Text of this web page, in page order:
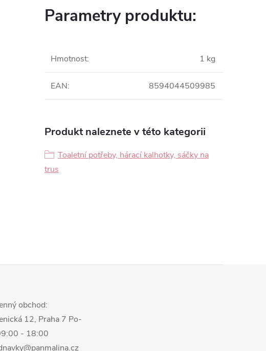
Parametry produktu:
Hmotnost: 1 kg
EAN: 8594044509985
Produkt naleznete v této kategorii
Toaletní potřeby, hárací kalhotky, sáčky na
trus
obchod:
12, Praha 7 Po-
- 18:00